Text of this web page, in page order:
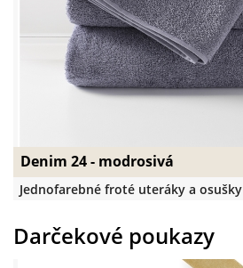
Denim 24 - modrosivá
Jednofarebné froté uteráky a osušky
Darčekové poukazy